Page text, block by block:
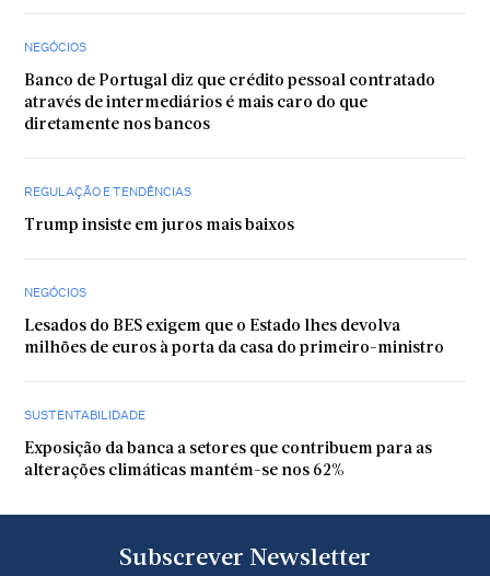
NEGÓCIOS
Banco de Portugal diz que crédito pessoal contratado
através de intermediários é mais caro do que
diretamente nos bancos
REGULAÇÃO E TENDÊNCIAS
Trump insiste em juros mais baixos
NEGÓCIOS
Lesados do BES exigem que o Estado lhes devolva
milhões de euros à porta da casa do primeiro-ministro
SUSTENTABILIDADE
Exposição da banca a setores que contribuem para as
alterações climáticas mantém-se nos 62%
Subscrever Newsletter